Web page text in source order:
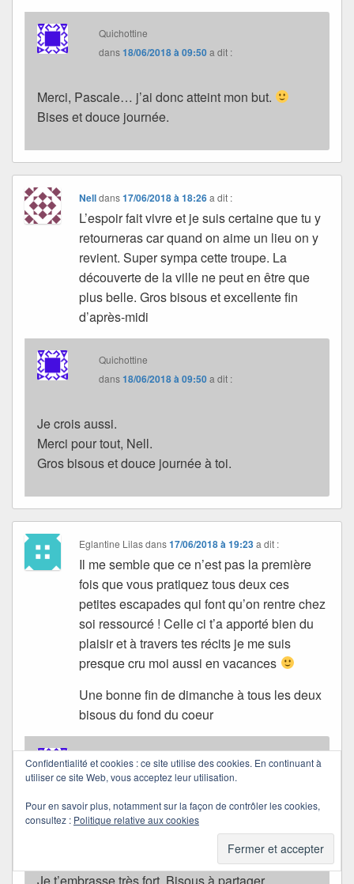
Quichottine
dans18/06/2018 à 09:50a dit :
Merci, Pascale… j’ai donc atteint mon but.
Bises et douce journée.
Nelldans17/06/2018 à 18:26 a dit :
L’espoir fait vivre et je suis certaine que tu y
retourneras car quand on aime un lieu on y
revient. Super sympa cette troupe. La
découverte de la ville ne peut en être que
plus belle. Gros bisous et excellente fin
d’après-midi
Quichottine
dans18/06/2018 à 09:50a dit :
Je crois aussi.
Merci pour tout, Nell.
Gros bisous et douce journée à toi.
Eglantine Lilasdans17/06/2018 à 19:23 a dit :
Il me semble que ce n’est pas la première
fois que vous pratiquez tous deux ces
petites escapades qui font qu’on rentre chez
soi ressourcé ! Celle ci t’a apporté bien du
plaisir et à travers tes récits je me suis
presque cru moi aussi en vacances
Une bonne fin de dimanche à tous les deux
bisous du fond du coeur
Quichottine
dans18/06/2018 à 09:51a dit :
Chaque année à la même époque, pour des
Je t’embrasse très fort. Bisous à partager.
Confidentialité et cookies : ce site utilise des cookies. En continuant à
utiliser ce site Web, vous acceptez leur utilisation.
Pour en savoir plus, notamment sur la façon de contrôler les cookies,
consultez : Politique relative aux cookies